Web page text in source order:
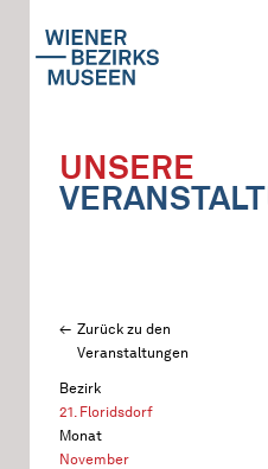
UNSERE
Zurück zu den
Veranstaltungen
Bezirk
21. Floridsdorf
Monat
November